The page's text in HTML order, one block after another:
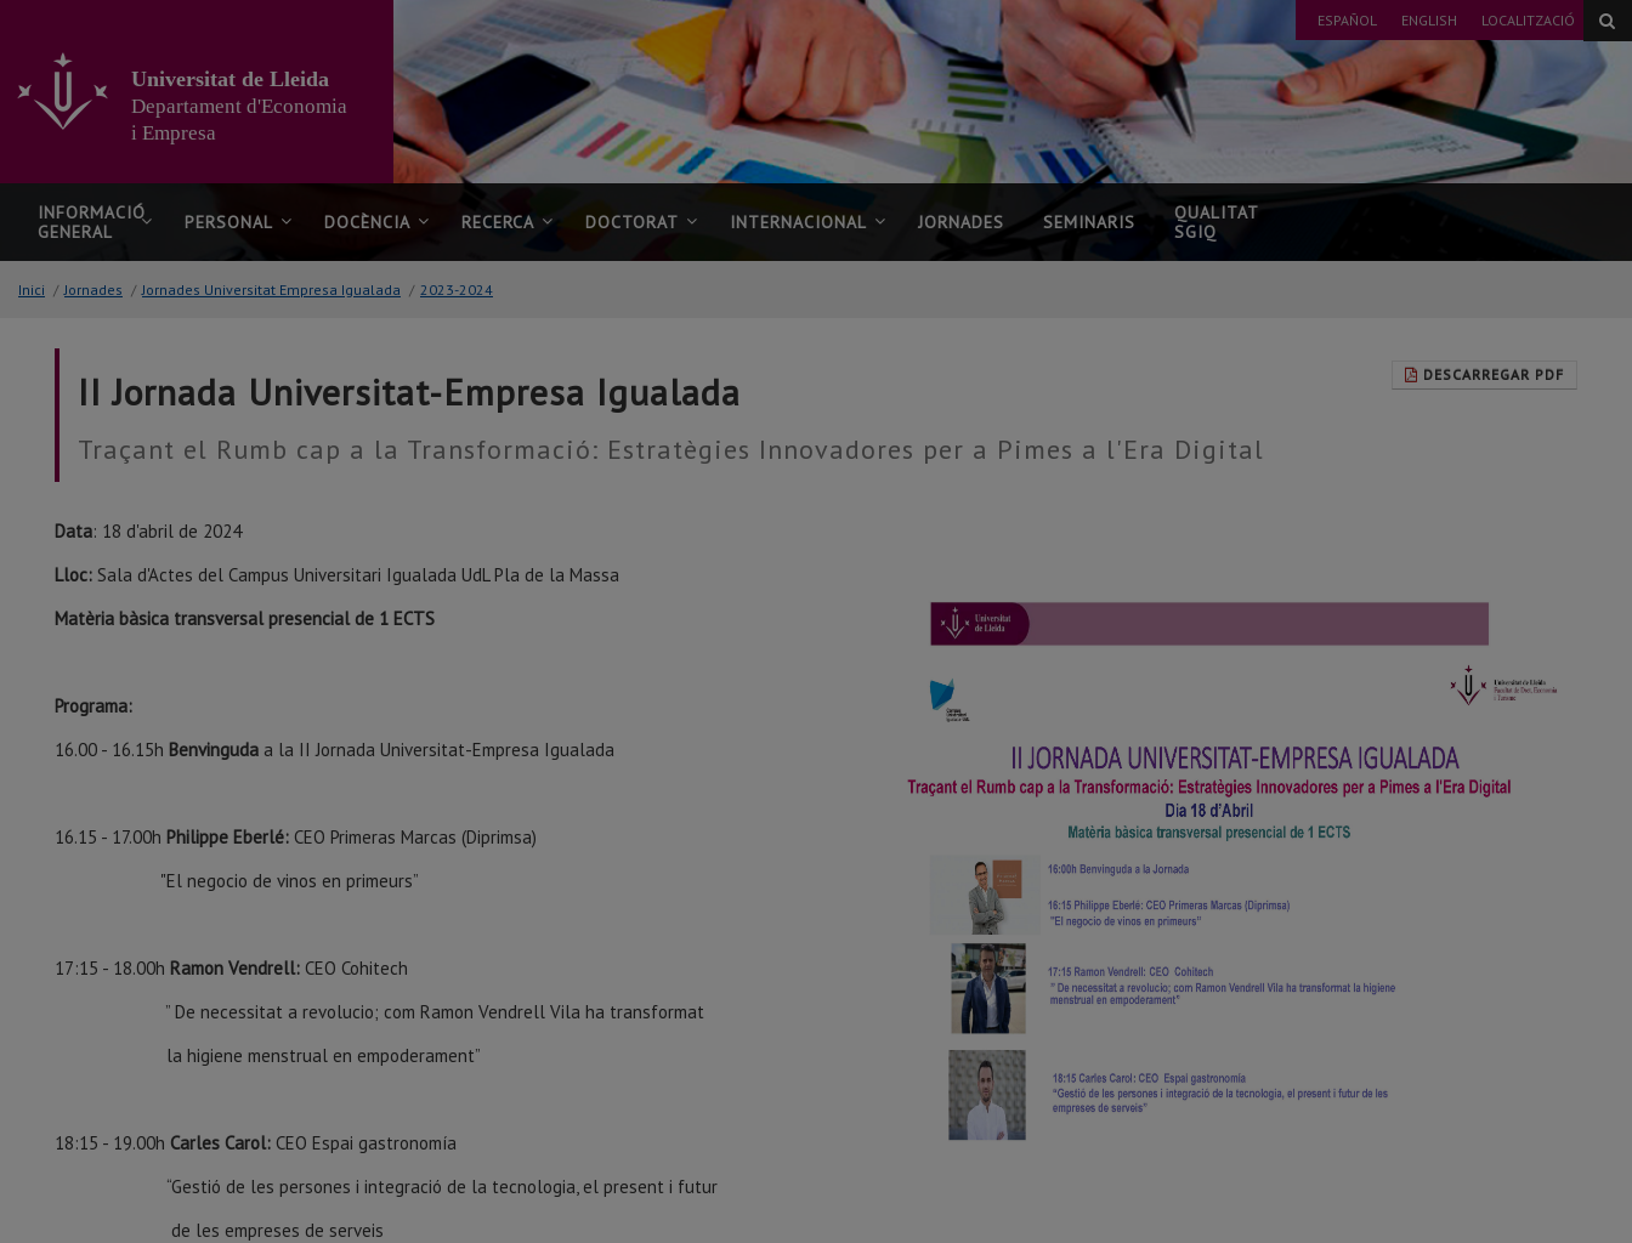
contingut
principal
ESPAÑOL ENGLISH LOCALITZACIÓ
Universitat de Lleida
Departament d'Economia
i Empresa
INFORMACIÓ
GENERAL
PERSONAL DOCÈNCIA RECERCA DOCTORAT INTERNACIONAL JORNADES SEMINARIS
QUALITAT
SGIQ
Inici / Jornades / Jornades Universitat Empresa Igualada / 2023-2024
DESCARREGAR PDF
II Jornada Universitat-Empresa Igualada
Traçant el Rumb cap a la Transformació: Estratègies Innovadores per a Pimes a l'Era Digital
Data: 18 d'abril de 2024
Lloc: Sala d'Actes del Campus Universitari Igualada UdL Pla de la Massa
Matèria bàsica transversal presencial de 1 ECTS
Programa:
16.00 - 16.15h Benvinguda a la II Jornada Universitat-Empresa Igualada
16.15 - 17.00h Philippe Eberlé: CEO Primeras Marcas (Diprimsa)
"El negocio de vinos en primeurs”
17:15 - 18.00h Ramon Vendrell: CEO Cohitech
” De necessitat a revolucio; com Ramon Vendrell Vila ha transformat
la higiene menstrual en empoderament”
18:15 - 19.00h Carles Carol: CEO Espai gastronomía
“Gestió de les persones i integració de la tecnologia, el present i futur
de les empreses de serveis